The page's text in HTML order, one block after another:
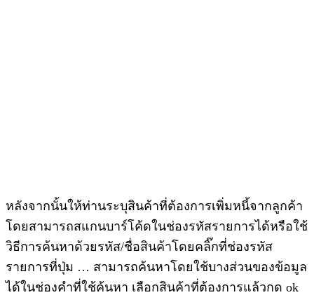
หลังจากนั้นให้ท่านระบุสินค้าที่ต้องการเพิ่มหนี้จากลูกค้า
โดยสามารถสแกนบาร์โค้ดในช่องรหัสรายการได้หรือใช้
วิธีการค้นหาด้วยรหัส/ชื่อสินค้าโดยคลิ๊กที่ช่องรหัส
รายการที่ปุ่ม … สามารถค้นหาโดยใช้บางส่วนของข้อมูล
ได้ในช่องคำที่ใช้ค้นหา เลือกสินค้าที่ต้องการแล้วกด ok